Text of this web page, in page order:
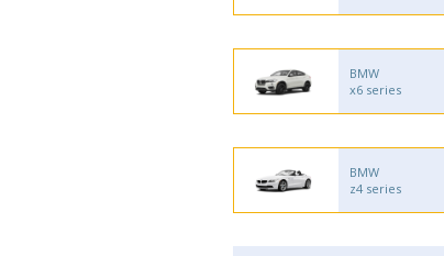
BMW
x6 series
BMW
z4 series